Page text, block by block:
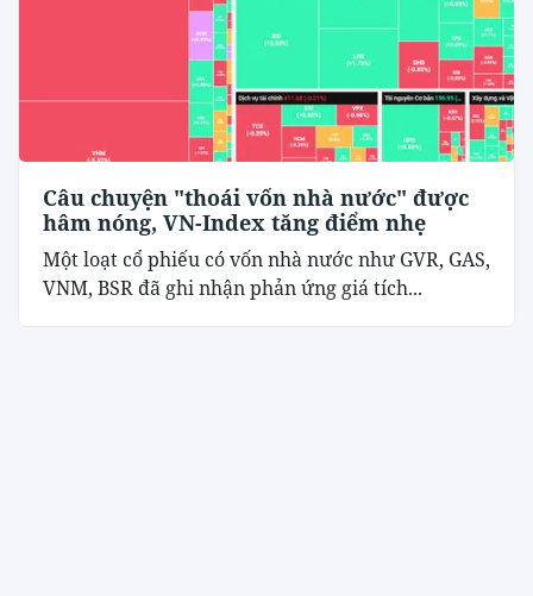
Câu chuyện "thoái vốn nhà nước" được
hâm nóng, VN-Index tăng điểm nhẹ
Một loạt cổ phiếu có vốn nhà nước như GVR, GAS,
VNM, BSR đã ghi nhận phản ứng giá tích...